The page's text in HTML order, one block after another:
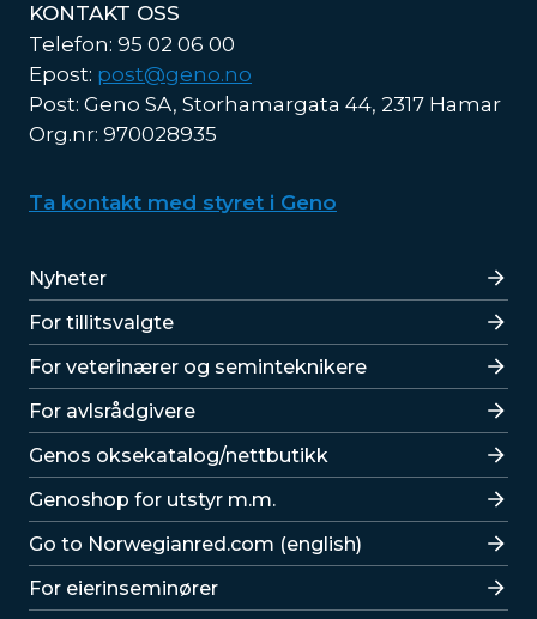
KONTAKT OSS
Telefon: 95 02 06 00
Epost: post@geno.no
Post: Geno SA, Storhamargata 44, 2317 Hamar
Org.nr: 970028935
Ta kontakt med styret i Geno
Lenker
Nyheter
For tillitsvalgte
For veterinærer og seminteknikere
For avlsrådgivere
Lenker
Genos oksekatalog/nettbutikk
Genoshop for utstyr m.m.
Go to Norwegianred.com (english)
For eierinseminører